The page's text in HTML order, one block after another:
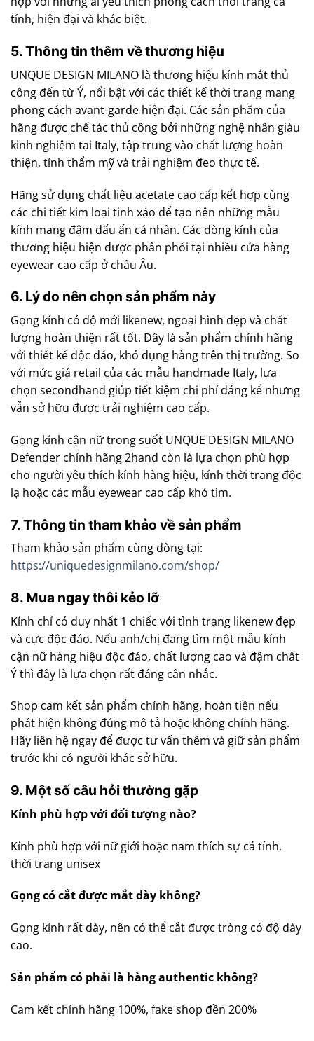
tính, hiện đại và khác biệt.
5. Thông tin thêm về thương hiệu
UNQUE DESIGN MILANO là thương hiệu kính mắt thủ
công đến từ Ý, nổi bật với các thiết kế thời trang mang
phong cách avant-garde hiện đại. Các sản phẩm của
hãng được chế tác thủ công bởi những nghệ nhân giàu
kinh nghiệm tại Italy, tập trung vào chất lượng hoàn
thiện, tính thẩm mỹ và trải nghiệm đeo thực tế.
Hãng sử dụng chất liệu acetate cao cấp kết hợp cùng
các chi tiết kim loại tinh xảo để tạo nên những mẫu
kính mang đậm dấu ấn cá nhân. Các dòng kính của
thương hiệu hiện được phân phối tại nhiều cửa hàng
eyewear cao cấp ở châu Âu.
6. Lý do nên chọn sản phẩm này
Gọng kính có độ mới likenew, ngoại hình đẹp và chất
lượng hoàn thiện rất tốt. Đây là sản phẩm chính hãng
với thiết kế độc đáo, khó đụng hàng trên thị trường. So
với mức giá retail của các mẫu handmade Italy, lựa
chọn secondhand giúp tiết kiệm chi phí đáng kể nhưng
vẫn sở hữu được trải nghiệm cao cấp.
Gọng kính cận nữ trong suốt UNQUE DESIGN MILANO
Defender chính hãng 2hand còn là lựa chọn phù hợp
cho người yêu thích kính hàng hiệu, kính thời trang độc
lạ hoặc các mẫu eyewear cao cấp khó tìm.
7. Thông tin tham khảo về sản phẩm
Tham khảo sản phẩm cùng dòng tại:
https://uniquedesignmilano.com/shop/
8. Mua ngay thôi kẻo lỡ
Kính chỉ có duy nhất 1 chiếc với tình trạng likenew đẹp
và cực độc đáo. Nếu anh/chị đang tìm một mẫu kính
cận nữ hàng hiệu độc đáo, chất lượng cao và đậm chất
Ý thì đây là lựa chọn rất đáng cân nhắc.
Shop cam kết sản phẩm chính hãng, hoàn tiền nếu
phát hiện không đúng mô tả hoặc không chính hãng.
Hãy liên hệ ngay để được tư vấn thêm và giữ sản phẩm
trước khi có người khác sở hữu.
9. Một số câu hỏi thường gặp
Kính phù hợp với đối tượng nào?
Kính phù hợp với nữ giới hoặc nam thích sự cá tính,
thời trang unisex
Gọng có cắt được mắt dày không?
Gọng kính rất dày, nên có thể cắt được tròng có độ dày
cao.
Sản phẩm có phải là hàng authentic không?
Cam kết chính hãng 100%, fake shop đền 200%